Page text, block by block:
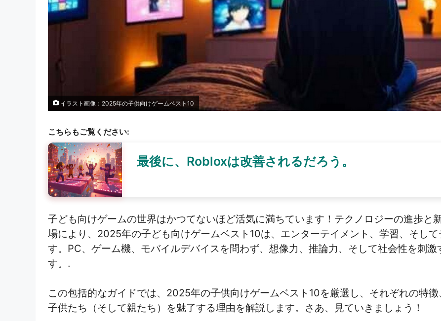
イラスト画像：2025年の子供向けゲームベスト10
こちらもご覧ください:
最後に、Robloxは改善されるだろう。
子ども向けゲームの世界はかつてないほど活気に満ちています！テクノロジーの進歩と
場により、2025年の子ども向けゲームベスト10は、エンターテイメント、学習、そし
す。PC、ゲーム機、モバイルデバイスを問わず、想像力、推論力、そして社会性を刺
す。.
この包括的なガイドでは、2025年の子供向けゲームベスト10を厳選し、それぞれの特
子供たち（そして親たち）を魅了する理由を解説します。さあ、見ていきましょう！